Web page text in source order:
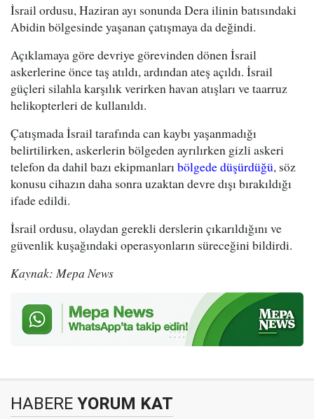
İsrail ordusu, Haziran ayı sonunda Dera ilinin batısındaki
Abidin bölgesinde yaşanan çatışmaya da değindi.
Açıklamaya göre devriye görevinden dönen İsrail
askerlerine önce taş atıldı, ardından ateş açıldı. İsrail
güçleri silahla karşılık verirken havan atışları ve taarruz
helikopterleri de kullanıldı.
Çatışmada İsrail tarafında can kaybı yaşanmadığı
belirtilirken, askerlerin bölgeden ayrılırken gizli askeri
telefon da dahil bazı ekipmanları bölgede düşürdüğü, söz
konusu cihazın daha sonra uzaktan devre dışı bırakıldığı
ifade edildi.
İsrail ordusu, olaydan gerekli derslerin çıkarıldığını ve
güvenlik kuşağındaki operasyonların süreceğini bildirdi.
Kaynak: Mepa News
HABERE YORUM KAT